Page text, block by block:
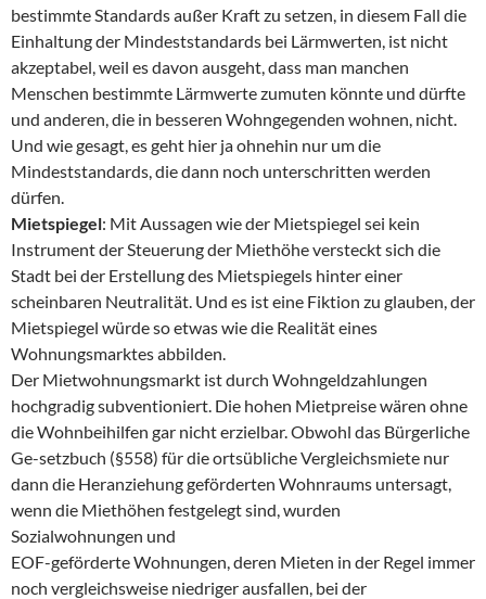
bestimmte Standards außer Kraft zu setzen, in diesem Fall die
Einhaltung der Mindeststandards bei Lärmwerten, ist nicht
akzeptabel, weil es davon ausgeht, dass man manchen
Menschen bestimmte Lärmwerte zumuten könnte und dürfte
und anderen, die in besseren Wohngegenden wohnen, nicht.
Und wie gesagt, es geht hier ja ohnehin nur um die
Mindeststandards, die dann noch unterschritten werden
dürfen.
Mietspiegel: Mit Aussagen wie der Mietspiegel sei kein
Instrument der Steuerung der Miethöhe versteckt sich die
Stadt bei der Erstellung des Mietspiegels hinter einer
scheinbaren Neutralität. Und es ist eine Fiktion zu glauben, der
Mietspiegel würde so etwas wie die Realität eines
Wohnungsmarktes abbilden.
Der Mietwohnungsmarkt ist durch Wohngeldzahlungen
hochgradig subventioniert. Die hohen Mietpreise wären ohne
die Wohnbeihilfen gar nicht erzielbar. Obwohl das Bürgerliche
Ge-setzbuch (§558) für die ortsübliche Vergleichsmiete nur
dann die Heranziehung geförderten Wohnraums untersagt,
wenn die Miethöhen festgelegt sind, wurden
Sozialwohnungen und
EOF-geförderte Wohnungen, deren Mieten in der Regel immer
noch vergleichsweise niedriger ausfallen, bei der